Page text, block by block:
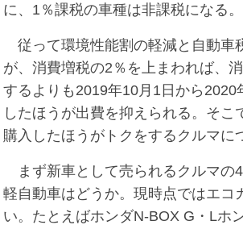
に、1％課税の車種は非課税になる。
従って環境性能割の軽減と自動車
が、消費増税の2％を上まわれば、
するよりも2019年10月1日から2020
したほうが出費を抑えられる。そこ
購入したほうがトクをするクルマに
まず新車として売られるクルマの
軽自動車はどうか。現時点ではエコ
い。たとえばホンダN-BOX G・Lホ